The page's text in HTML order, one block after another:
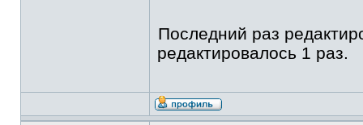
Последний раз
редактировалось 1 раз.